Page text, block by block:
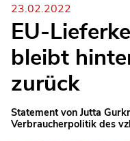
23.02.2022
EU-
bleibt
zurück
Statement von Jutta
Verbraucherpolitik des